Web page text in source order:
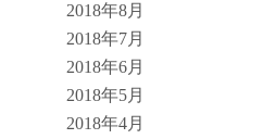
2018年8月
2018年7月
2018年6月
2018年5月
2018年4月